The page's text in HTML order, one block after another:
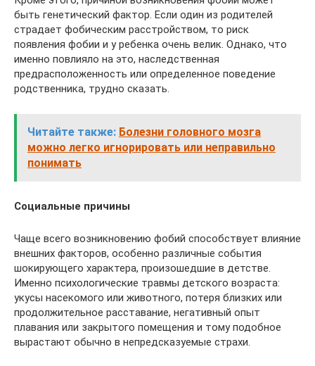
быть генетический фактор. Если один из родителей
страдает фобическим расстройством, то риск
появления фобии и у ребенка очень велик. Однако, что
именно повлияло на это, наследственная
предрасположенность или определенное поведение
родственника, трудно сказать.
Читайте также: Болезни головного мозга
можно легко игнорировать или неправильно
понимать
Социальные причины
Чаще всего возникновению фобий способствует влияние
внешних факторов, особенно различные события
шокирующего характера, произошедшие в детстве.
Именно психологические травмы детского возраста:
укусы насекомого или животного, потеря близких или
продолжительное расставание, негативный опыт
плавания или закрытого помещения и тому подобное
вырастают обычно в непредсказуемые страхи.